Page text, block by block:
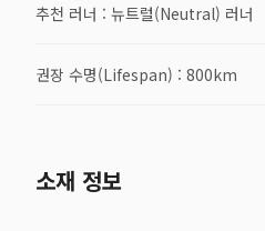
추천 러너 : 뉴트럴(Neutral) 러너
권장 수명(Lifespan) : 800km
소재 정보